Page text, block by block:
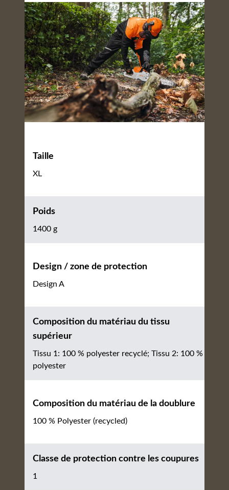
Taille
XL
Poids
1400 g
Design / zone de protection
Design A
Composition du matériau du tissu
supérieur
Tissu 1: 100 % polyester recyclé; Tissu 2: 100 %
polyester
Composition du matériau de la doublure
100 % Polyester (recycled)
Classe de protection contre les coupures
1